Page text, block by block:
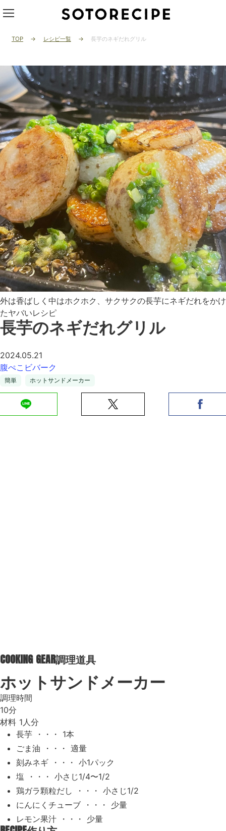
TOP レシピ一覧 長芋のネギだれグリル
外は香ばしく中はホクホク、サクサクの長芋にネギだれをかけ
たヤバいレシピ
長芋のネギだれグリル
2024.05.21
腹ぺこビバーク
簡単 ホットサンドメーカー
COOKING GEAR調理道具
ホットサンドメーカー
調理時間
10分
材料 1人分
長芋 ・・・ 1本
ごま油 ・・・ 適量
刻みネギ ・・・ 小1パック
塩 ・・・ 小さじ1/4〜1/2
鶏ガラ顆粒だし ・・・ 小さじ1/2
にんにくチューブ ・・・ 少量
レモン果汁 ・・・ 少量